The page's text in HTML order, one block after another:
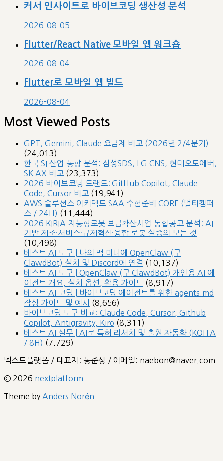
커서 인사이트로 바이브코딩 생산성 분석
2026-08-05
Flutter/React Native 모바일 앱 워크숍
2026-08-04
Flutter로 모바일 앱 빌드
2026-08-04
Most Viewed Posts
GPT, Gemini, Claude 요금제 비교 (2026년 2/4분기)
(24,013)
한국 SI 산업 동향 분석: 삼성SDS, LG CNS, 현대오토에버,
SK AX 비교 (23,373)
2026 바이브코딩 트랜드: GitHub Copilot, Claude
Code, Cursor 비교 (19,941)
AWS 솔루션스 아키텍트 SAA 수험준비 CORE (멀티캠퍼
스 / 24H) (11,444)
2026 KIRIA 지능형로봇 보급확산사업 통합공고 분석: AI
기반 제조·서비스·규제혁신·융합 로봇 실증의 모든 것
(10,498)
베스트 AI 도구 | 나의 맥 미니에 OpenClaw (구
ClawdBot) 설치 및 Discord에 연결 (10,137)
베스트 AI 도구 | OpenClaw (구 ClawdBot) 개인용 AI 에
이전트 개요, 설치 옵션, 활용 가이드 (8,917)
베스트 AI 코딩 | 바이브코딩 에이전트를 위한 agents.md
작성 가이드 및 예시
(8,656)
바이브코딩 도구 비교: Claude Code, Cursor, Github
Copilot, Antigravity, Kiro (8,311)
베스트 AI 실무 | AI로 특허 리서치 및 출원 자동화 (KOITA
/ 8H) (7,729)
넥스트플랫폼 / 대표자: 동준상 / 이메일: naebon@naver.com
© 2026 nextplatform
Theme by Anders Norén